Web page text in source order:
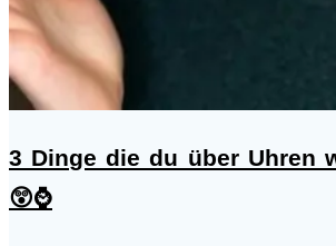
3 Dinge die du über Uhren
😲⌚